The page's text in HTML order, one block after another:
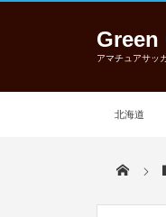
Green
アマチュアサッ
北海道